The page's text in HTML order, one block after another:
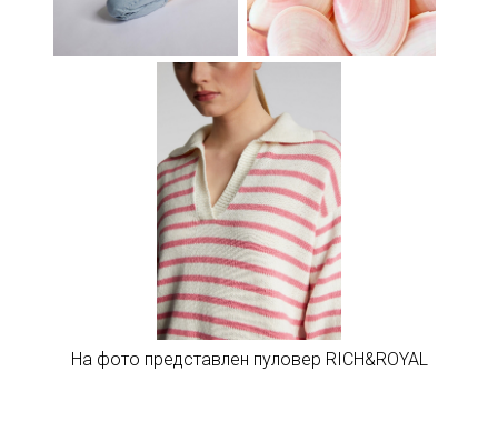
На фото представлен пуловер RICH&ROYAL